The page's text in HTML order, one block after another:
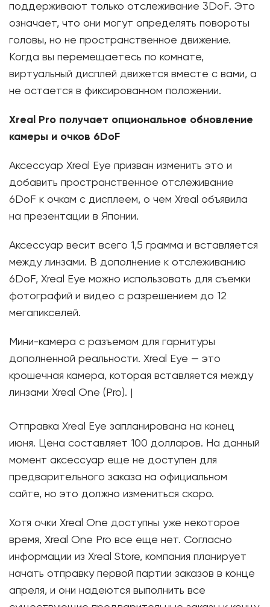
поддерживают только отслеживание 3DoF. Это
означает, что они могут определять повороты
головы, но не пространственное движение.
Когда вы перемещаетесь по комнате,
виртуальный дисплей движется вместе с вами, а
не остается в фиксированном положении.
Xreal Pro получает опциональное обновление
камеры и очков 6DoF
Аксессуар Xreal Eye призван изменить это и
добавить пространственное отслеживание
6DoF к очкам с дисплеем, о чем Xreal объявила
на презентации в Японии.
Аксессуар весит всего 1,5 грамма и вставляется
между линзами. В дополнение к отслеживанию
6DoF, Xreal Eye можно использовать для съемки
фотографий и видео с разрешением до 12
мегапикселей.
Мини-камера с разъемом для гарнитуры
дополненной реальности. Xreal Eye — это
крошечная камера, которая вставляется между
линзами Xreal One (Pro). |
Отправка Xreal Eye запланирована на конец
июня. Цена составляет 100 долларов. На данный
момент аксессуар еще не доступен для
предварительного заказа на официальном
сайте, но это должно измениться скоро.
Хотя очки Xreal One доступны уже некоторое
время, Xreal One Pro все еще нет. Согласно
информации из Xreal Store, компания планирует
начать отправку первой партии заказов в конце
апреля, и они надеются выполнить все